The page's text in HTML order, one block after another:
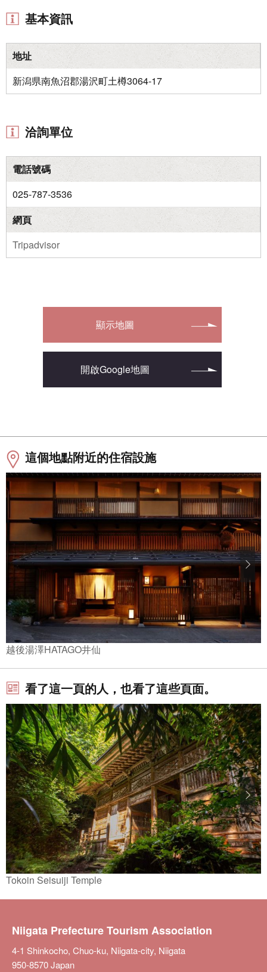
基本資訊
地址
新潟県南魚沼郡湯沢町土樽3064-17
洽詢單位
電話號碼
025-787-3536
網頁
Tripadvisor
顯示地圖
開啟Google地圖
這個地點附近的住宿設施
越後湯澤HATAGO井仙
看了這一頁的人，也看了這些頁面。
Tokoin Seisuiji Temple
Niigata Prefecture Tourism Association
4-1 Shinkocho, Chuo-ku, Niigata-city, Niigata
950-8570 Japan